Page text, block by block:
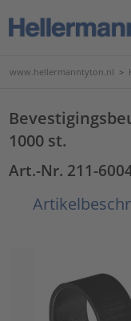
www.hellermanntyton.nl >
1000 st.
Art.-Nr. 211-